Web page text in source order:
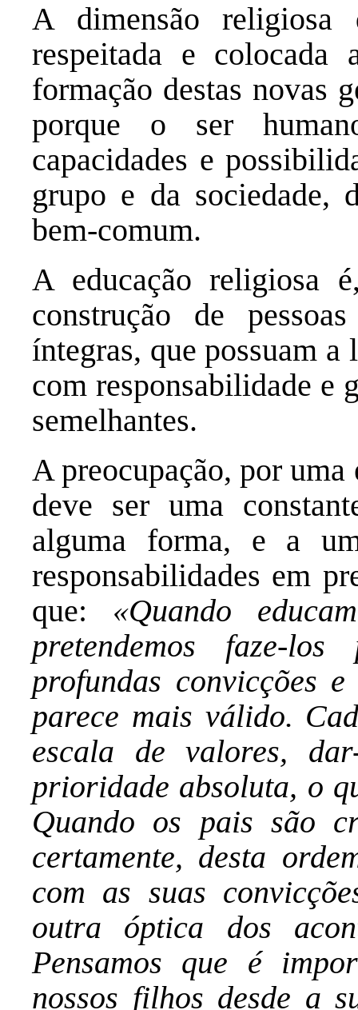
A dimensão religiosa
respeitada e colocada
formação destas novas
porque o ser
capacidades e
grupo e da sociedade,
bem-comum.
A educação religiosa
construção de
íntegras, que possuam a
com responsabilidade e
semelhantes.
A preocupação, por
deve ser uma
alguma forma, e a
responsabilidades em
que: «Quando
pretendemos faze-
profundas convicções
parece mais válido.
escala de valores,
prioridade absoluta, o
Quando os pais são
certamente, desta
com as suas
outra óptica dos
Pensamos que é
nossos filhos desde a